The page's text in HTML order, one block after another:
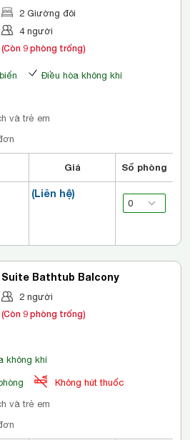
2 Giường đôi
4 người
(Còn 9 phòng trống)
Điều hòa không khí
và trẻ em
Giá Số phòng
(Liên hệ)
Suite Bathtub Balcony
2 người
(Còn 9 phòng trống)
không khí
Không hút thuốc
và trẻ em